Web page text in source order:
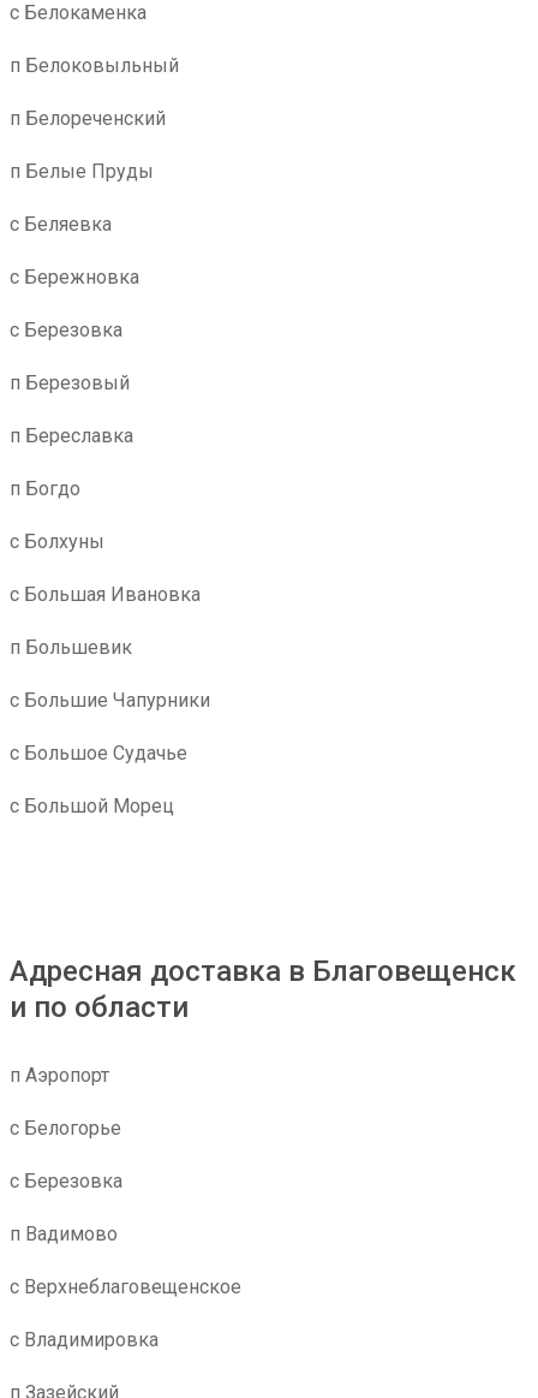
с Белокаменка
п Белоковыльный
п Белореченский
п Белые Пруды
с Беляевка
с Бережновка
с Березовка
п Березовый
п Береславка
п Богдо
с Болхуны
с Большая Ивановка
п Большевик
с Большие Чапурники
с Большое Судачье
с Большой Морец
Адресная доставка в Благовещенск
и по области
п Аэропорт
с Белогорье
с Березовка
п Вадимово
с Верхнеблаговещенское
с Владимировка
п Зазейский